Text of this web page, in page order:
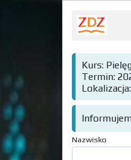
Kurs:
Termin:
Nazwisko